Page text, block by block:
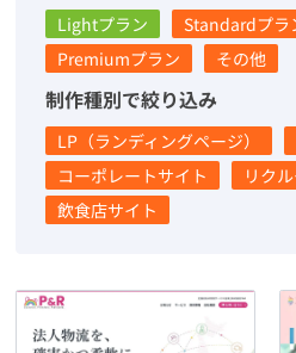
Lightプラン
Standardプラ
Premiumプラン
その他
制作種別で絞り込み
LP（ランディングページ）
コーポレートサイト
リク
飲食店サイト